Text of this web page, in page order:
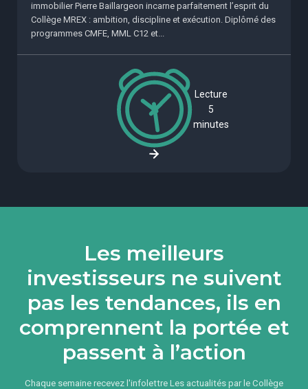
immobilier Pierre Baillargeon incarne parfaitement l’esprit du
Collège MREX : ambition, discipline et exécution. Diplômé des
programmes CMFE, MML C12 et...
Lecture
5
minutes
Les meilleurs
investisseurs ne suivent
pas les tendances, ils en
comprennent la portée et
passent à l’action
Chaque semaine recevez l'infolettre Les actualités par le Collège